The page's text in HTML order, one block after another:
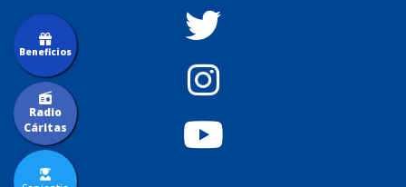
Radio
Cáritas
Beneficios